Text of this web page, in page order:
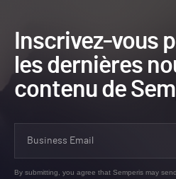
Inscrivez-vous
les dernières
contenu de
By submitting, you agree that Semperis may